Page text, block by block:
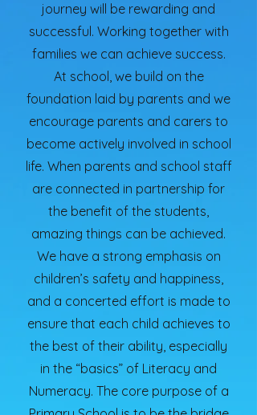
journey will be rewarding and
successful. Working together with
families we can achieve success.
At school, we build on the
foundation laid by parents and we
encourage parents and carers to
become actively involved in school
life. When parents and school staff
are connected in partnership for
the benefit of the students,
amazing things can be achieved.
We have a strong emphasis on
children’s safety and happiness,
and a concerted effort is made to
ensure that each child achieves to
the best of their ability, especially
in the “basics” of Literacy and
Numeracy. The core purpose of a